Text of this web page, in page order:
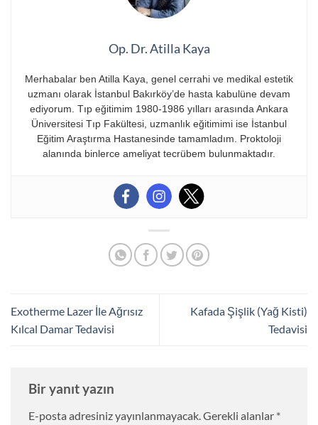
Op. Dr. Atilla Kaya
Merhabalar ben Atilla Kaya, genel cerrahi ve medikal estetik
uzmanı olarak İstanbul Bakırköy’de hasta kabulüne devam
ediyorum. Tıp eğitimim 1980-1986 yılları arasında Ankara
Üniversitesi Tıp Fakültesi, uzmanlık eğitimimi ise İstanbul
Eğitim Araştırma Hastanesinde tamamladım. Proktoloji
alanında binlerce ameliyat tecrübem bulunmaktadır.
Exotherme Lazer İle Ağrısız
Kılcal Damar Tedavisi
Kafada Şişlik (Yağ Kisti)
Tedavisi
Bir yanıt yazın
E-posta adresiniz yayınlanmayacak. Gerekli alanlar *